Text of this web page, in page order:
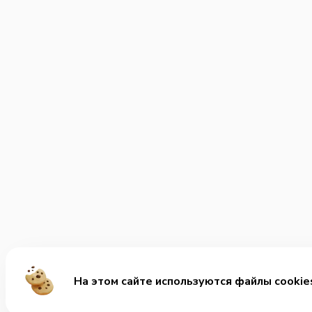
На этом сайте используются файлы